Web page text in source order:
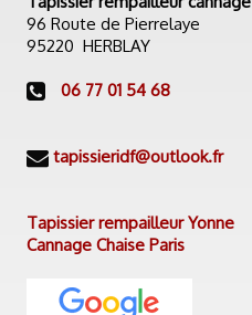
96 Route de Pierrelaye
95220 HERBLAY
06 77 01 54 68
tapissieridf@outlook.fr
Tapissier rempailleur Yonne
Cannage Chaise Paris